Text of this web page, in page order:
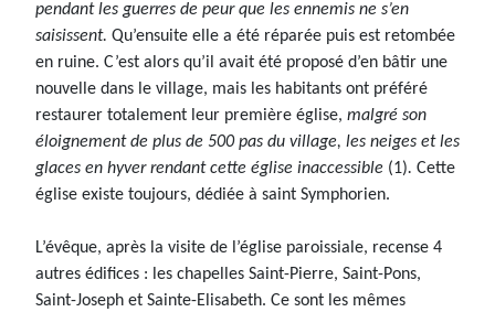
pendant les guerres de peur que les ennemis ne s’en
saisissent. Qu’ensuite elle a été réparée puis est retombée
en ruine. C’est alors qu’il avait été proposé d’en bâtir une
nouvelle dans le village, mais les habitants ont préféré
restaurer totalement leur première église, malgré son
éloignement de plus de 500 pas du village, les neiges et les
glaces en hyver rendant cette église inaccessible (1). Cette
église existe toujours, dédiée à saint Symphorien.
L’évêque, après la visite de l’église paroissiale, recense 4
autres édifices : les chapelles Saint-Pierre, Saint-Pons,
Saint-Joseph et Sainte-Elisabeth. Ce sont les mêmes